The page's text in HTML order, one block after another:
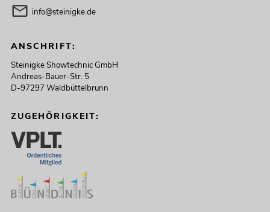
info@steinigke.de
ANSCHRIFT:
Steinigke Showtechnic GmbH
Andreas-Bauer-Str. 5
D-97297 Waldbüttelbrunn
ZUGEHÖRIGKEIT: